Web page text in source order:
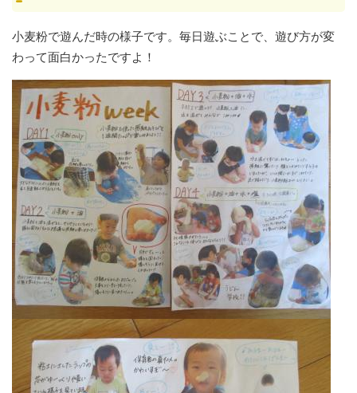
小麦粉で遊んだ時の様子です。毎日遊ぶことで、遊び方が変
わって面白かったですよ！